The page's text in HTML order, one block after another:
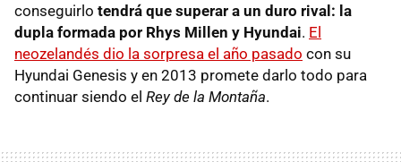
conseguirlo tendrá que superar a un duro rival: la
dupla formada por Rhys Millen y Hyundai. El
neozelandés dio la sorpresa el año pasado con su
Hyundai Genesis y en 2013 promete darlo todo para
continuar siendo el Rey de la Montaña.